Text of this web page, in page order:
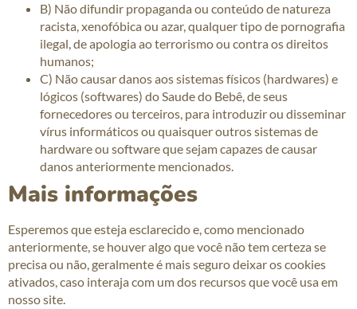
B) Não difundir propaganda ou conteúdo de natureza
racista, xenofóbica ou azar, qualquer tipo de pornografia
ilegal, de apologia ao terrorismo ou contra os direitos
humanos;
C) Não causar danos aos sistemas físicos (hardwares) e
lógicos (softwares) do Saude do Bebê, de seus
fornecedores ou terceiros, para introduzir ou disseminar
vírus informáticos ou quaisquer outros sistemas de
hardware ou software que sejam capazes de causar
danos anteriormente mencionados.
Mais informações
Esperemos que esteja esclarecido e, como mencionado
anteriormente, se houver algo que você não tem certeza se
precisa ou não, geralmente é mais seguro deixar os cookies
ativados, caso interaja com um dos recursos que você usa em
nosso site.